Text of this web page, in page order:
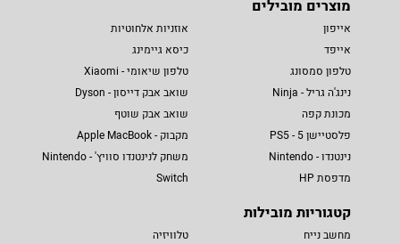
מוצרים מובילים
אייפון
אייפד
טלפון סמסונג
נינג'ה גריל - Ninja
מכונת קפה
פלסטיישן 5 - PS5
נינטנדו - Nintendo
מדפסת HP
אוזניות אלחוטיות
כיסא גיימינג
טלפון שיאומי - Xiaomi
שואב אבק דייסון - Dyson
שואב אבק שוטף
מקבוק - Apple MacBook
משחק לנינטנדו סוויץ' - Nintendo
Switch
קטגוריות מובילות
מחשב נייח
טלוויזיה